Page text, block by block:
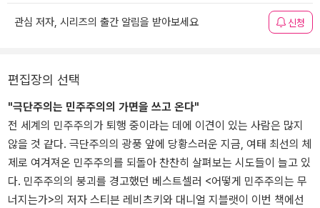
관심 저자, 시리즈의 출간 알림을 받아보세요 신청
편집장의 선택
"극단주의는 민주주의의 가면을 쓰고 온다"
전 세계의 민주주의가 퇴행 중이라는 데에 이견이 있는 사람은 많지
않을 것 같다. 극단주의의 광풍 앞에 당황스러운 지금, 여태 최선의 체
제로 여겨져온 민주주의를 되돌아 찬찬히 살펴보는 시도들이 늘고 있
다. 민주주의의 붕괴를 경고했던 베스트셀러 <어떻게 민주주의는 무
너지는가>의 저자 스티븐 레비츠키와 대니얼 지블랫이 이번 책에선